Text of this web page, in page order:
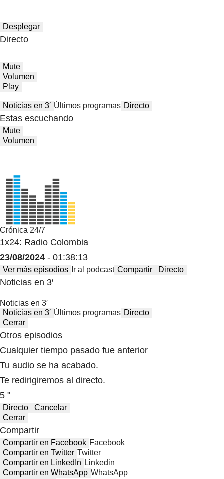
Desplegar
Directo
Mute
Volumen
Play
Noticias en 3′ Últimos programas Directo
Estas escuchando
Mute
Volumen
Crónica 24/7
1x24: Radio Colombia
23/08/2024 - 01:38:13
Ver más episodios Ir al podcast Compartir Directo
Noticias en 3′
Noticias en 3′
Noticias en 3′ Últimos programas Directo
Cerrar
Otros episodios
Cualquier tiempo pasado fue anterior
Tu audio se ha acabado.
Te redirigiremos al directo.
5 "
Directo
Cancelar
Cerrar
Compartir
Compartir en Facebook Facebook
Compartir en Twitter Twitter
Compartir en LinkedIn Linkedin
Compartir en WhatsApp WhatsApp